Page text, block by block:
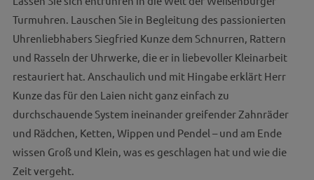
Turmuhren. Lauschen Sie in Begleitung des passionierten
Uhrenliebhabers Siegfried Kunze dem Schnurren, Rattern
und Rasseln der Uhrwerke, die er in liebevoller Kleinarbeit
restauriert hat. Anschaulich und mit Hingabe erklärt Herr
Kunze das für den Laien nicht ganz einfach zu
durchschauende System ineinander greifender Zahnräder
und Rädchen, Ketten, Wippen und Pendel – und am Ende
wissen Groß und Klein, was es geschlagen hat und wie die
Zeit vergeht.